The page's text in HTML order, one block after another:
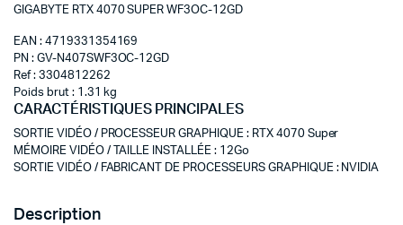
GIGABYTE RTX 4070 SUPER WF3OC-12GD
EAN : 4719331354169
PN : GV-N407SWF3OC-12GD
Ref : 3304812262
Poids brut : 1.31 kg
CARACTÉRISTIQUES PRINCIPALES
SORTIE VIDÉO / PROCESSEUR GRAPHIQUE: RTX 4070 Super
MÉMOIRE VIDÉO / TAILLE INSTALLÉE : 12Go
SORTIE VIDÉO / FABRICANT DE PROCESSEURS GRAPHIQUE: NVIDIA
Description